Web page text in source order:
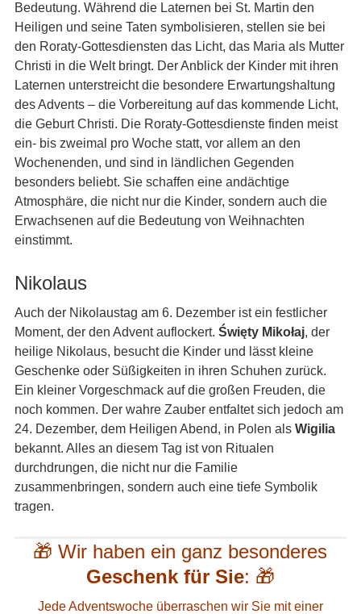
Bedeutung. Während die Laternen bei St. Martin den
Heiligen und seine Taten symbolisieren, stellen sie bei
den Roraty-Gottesdiensten das Licht, das Maria als Mutter
Christi in die Welt bringt. Der Anblick der Kinder mit ihren
Laternen unterstreicht die besondere Erwartungshaltung
des Advents – die Vorbereitung auf das kommende Licht,
die Geburt Christi. Die Roraty-Gottesdienste finden meist
ein- bis zweimal pro Woche statt, vor allem an den
Wochenenden, und sind in ländlichen Gegenden
besonders beliebt. Sie schaffen eine andächtige
Atmosphäre, die nicht nur die Kinder, sondern auch die
Erwachsenen auf die Bedeutung von Weihnachten
einstimmt.
Nikolaus
Auch der Nikolaustag am 6. Dezember ist ein festlicher
Moment, der den Advent auflockert. Święty Mikołaj, der
heilige Nikolaus, besucht die Kinder und lässt kleine
Geschenke oder Süßigkeiten in ihren Schuhen zurück.
Ein kleiner Vorgeschmack auf die großen Freuden, die
noch kommen. Der wahre Zauber entfaltet sich jedoch am
24. Dezember, dem Heiligen Abend, in Polen als Wigilia
bekannt. Alles an diesem Tag ist von Ritualen
durchdrungen, die nicht nur die Familie
zusammenbringen, sondern auch eine tiefe Symbolik
tragen.
🎁 Wir haben ein ganz besonderes
Geschenk für Sie: 🎁
Jede Adventswoche überraschen wir Sie mit einer